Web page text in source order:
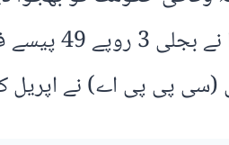
پی پی اے) نے اپریل